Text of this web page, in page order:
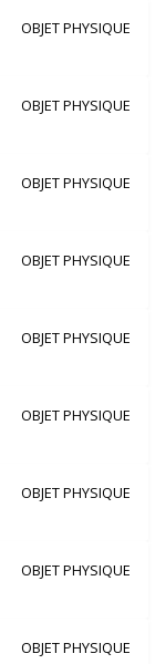
OBJET PHYSIQUE
OBJET PHYSIQUE
OBJET PHYSIQUE
OBJET PHYSIQUE
OBJET PHYSIQUE
OBJET PHYSIQUE
OBJET PHYSIQUE
OBJET PHYSIQUE
OBJET PHYSIQUE